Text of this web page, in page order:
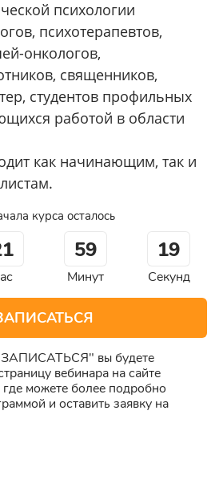
психологии
психотерапевтов,
онкологов,
священников,
студентов профильных
работой в области
как начинающим, так и
курса осталось
59
Минут
18
Секунд
вы будете
вебинара на сайте
можете более подробно
и оставить заявку на